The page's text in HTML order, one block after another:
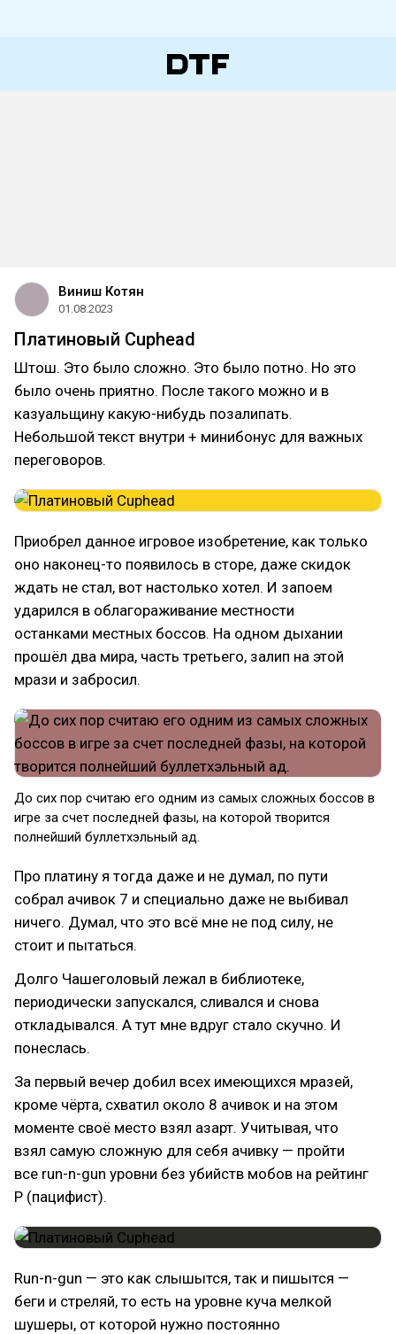
Виниш Котян
01.08.2023
Платиновый Cuphead
Штош. Это было сложно. Это было потно. Но это
было очень приятно. После такого можно и в
казуальщину какую-нибудь позалипать.
Небольшой текст внутри + минибонус для важных
переговоров.
Приобрел данное игровое изобретение, как только
оно наконец-то появилось в сторе, даже скидок
ждать не стал, вот настолько хотел. И запоем
ударился в облагораживание местности
останками местных боссов. На одном дыхании
прошёл два мира, часть третьего, залип на этой
мрази и забросил.
До сих пор считаю его одним из самых сложных боссов в
игре за счет последней фазы, на которой творится
полнейший буллетхэльный ад.
Про платину я тогда даже и не думал, по пути
собрал ачивок 7 и специально даже не выбивал
ничего. Думал, что это всё мне не под силу, не
стоит и пытаться.
Долго Чашеголовый лежал в библиотеке,
периодически запускался, сливался и снова
откладывался. А тут мне вдруг стало скучно. И
понеслась.
За первый вечер добил всех имеющихся мразей,
кроме чёрта, схватил около 8 ачивок и на этом
моменте своё место взял азарт. Учитывая, что
взял самую сложную для себя ачивку — пройти
все run-n-gun уровни без убийств мобов на рейтинг
P (пацифист).
Run-n-gun — это как слышытся, так и пишытся —
беги и стреляй, то есть на уровне куча мелкой
шушеры, от которой нужно постоянно